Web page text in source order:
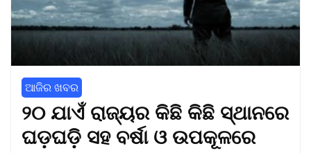
ଆଜିର ଖବର
୨୦ ଯାଏଁ ରାଜ୍ୟର କିଛି କିଛି ସ୍ଥାନରେ
ଘଡ଼ଘଡ଼ି ସହ ବର୍ଷା ଓ ଉପକୂଳରେ